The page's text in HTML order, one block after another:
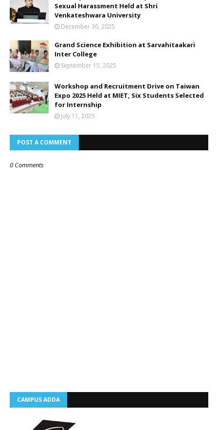
Sexual Harassment Held at Shri
Venkateshwara University
December 30, 2025
Grand Science Exhibition at Sarvahitaakari
Inter College
September 15, 2025
Workshop and Recruitment Drive on Taiwan
Expo 2025 Held at MIET, Six Students Selected
for Internship
July 11, 2025
POST A COMMENT
0 Comments
CAMPUS ADDA